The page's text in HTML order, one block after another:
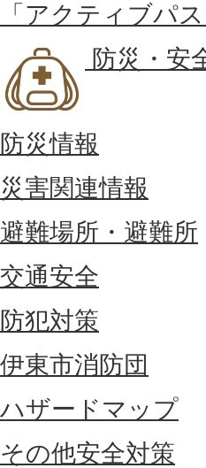
「アクティブパ
防災・安
防災情報
災害関連情報
避難場所・避難所
交通安全
防犯対策
伊東市消防団
ハザードマップ
その他安全対策